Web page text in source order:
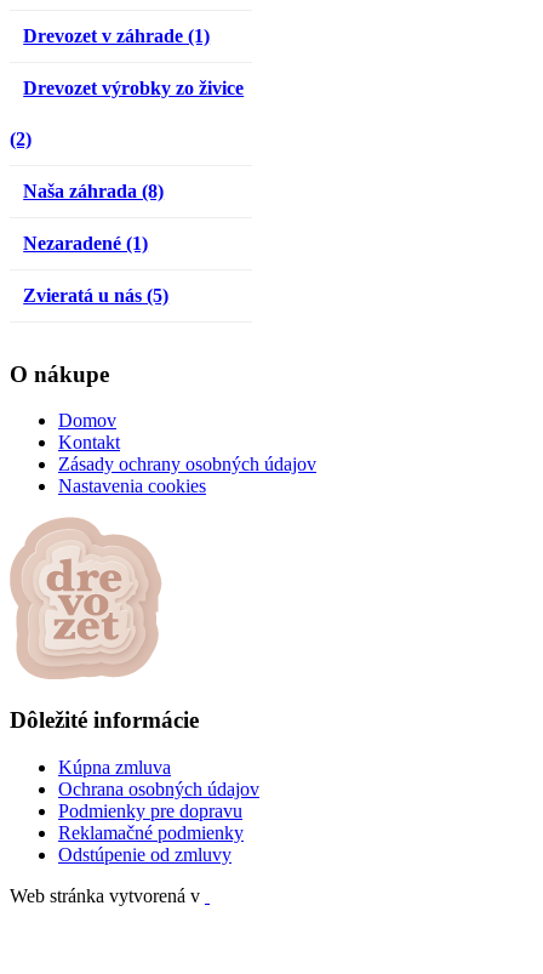
Drevozet v záhrade (1)
Drevozet výrobky zo živice
(2)
Naša záhrada (8)
Nezaradené (1)
Zvieratá u nás (5)
O nákupe
Domov
Kontakt
Zásady ochrany osobných údajov
Nastavenia cookies
Dôležité informácie
Kúpna zmluva
Ochrana osobných údajov
Podmienky pre dopravu
Reklamačné podmienky
Odstúpenie od zmluvy
Web stránka vytvorená v